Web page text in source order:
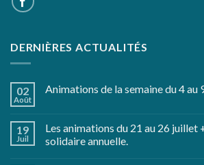
DERNIÈRES ACTUALITÉS
02
Août
Animations de la semaine du 4 au
19
Juil
Les animations du 21 au 26 juillet
solidaire annuelle.